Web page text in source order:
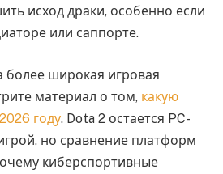
исход драки, особенно если
или саппорте.
более широкая игровая
материал о том, какую
году. Dota 2 остается PC-
но сравнение платформ
киберспортивные